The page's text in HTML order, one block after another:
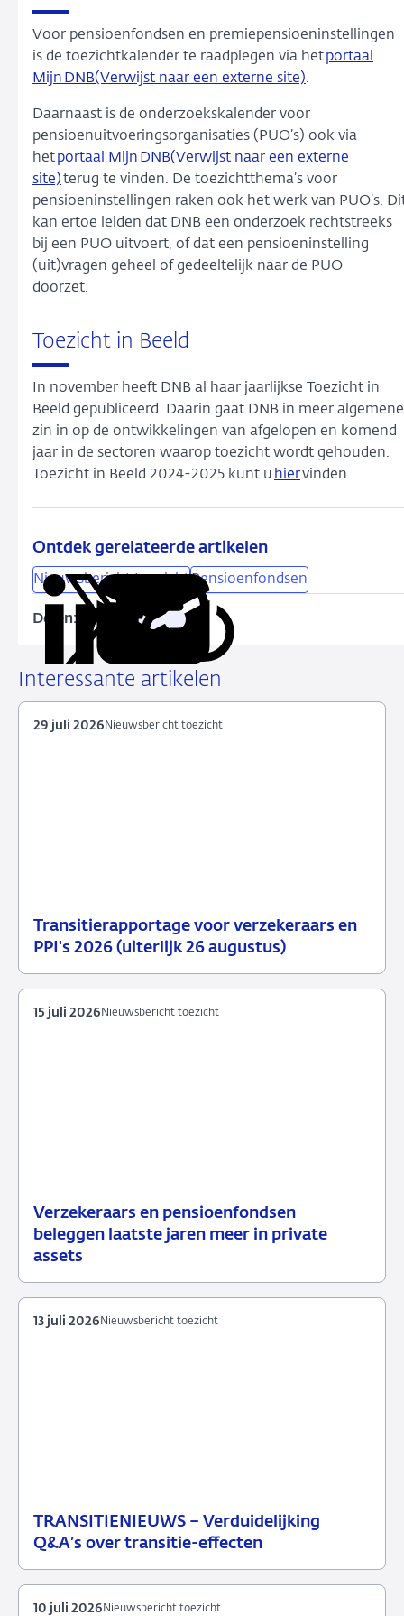
Voor pensioenfondsen en premiepensioeninstellingen
is de toezichtkalender te raadplegen via hetportaal
Mijn DNB(Verwijst naar een externe site).
Daarnaast is de onderzoekskalender voor
pensioenuitvoeringsorganisaties (PUO’s) ook via
hetportaal Mijn DNB(Verwijst naar een externe
site)terug te vinden. De toezichtthema’s voor
pensioeninstellingen raken ook het werk van PUO’s.
kan ertoe leiden dat DNB een onderzoek rechtstreeks
bij een PUO uitvoert, of dat een pensioeninstelling
(uit)vragen geheel of gedeeltelijk naar de PUO
doorzet.
Toezicht in Beeld
In november heeft DNB al haar jaarlijkse Toezicht in
Beeld gepubliceerd. Daarin gaat DNB in meer algemene
zin in op de ontwikkelingen van afgelopen en komend
jaar in de sectoren waarop toezicht wordt gehouden.
Toezicht in Beeld 2024-2025 kunt u hiervinden.
Ontdek gerelateerde artikelen
Nieuwsbericht toezicht Pensioenfondsen
Delen:
Deel
LinkedIn
via
X
Deel
Facebook
Deel
e-
Kopieer
Interessante artikelen
Transitierapportage voor verzekeraars en
PPI's 2026 (uiterlijk 26 augustus)
29
Nieuwsbericht
Nieuwsbericht toezicht
29 juli 2026
Verzekeraars en pensioenfondsen
beleggen laatste jaren meer in private
assets
15
juli
Nieuwsbericht
toezicht
Nieuwsbericht toezicht
15 juli 2026
TRANSITIENIEUWS – Verduidelijking
Q&A’s over transitie-effecten
13
Nieuwsbericht
Nieuwsbericht toezicht
13 juli 2026
Nieuwsbericht toezicht
10 juli 2026